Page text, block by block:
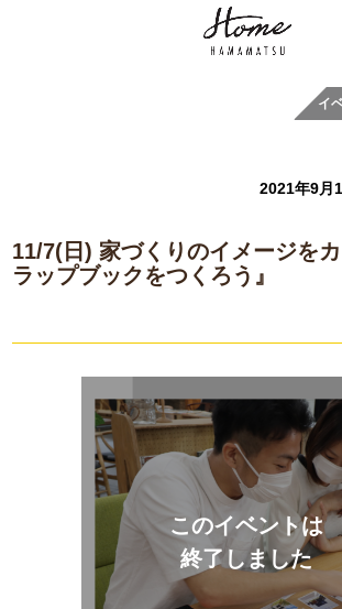
イ
2021年9月
11/7(日) 家づくりのイメージを
ラップブックをつくろう』
このイベントは
終了しました